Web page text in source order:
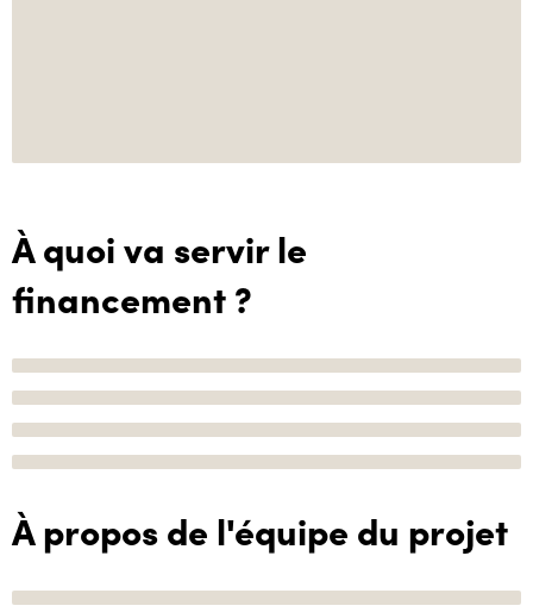
À quoi va servir le
financement ?
À propos de l'équipe du projet